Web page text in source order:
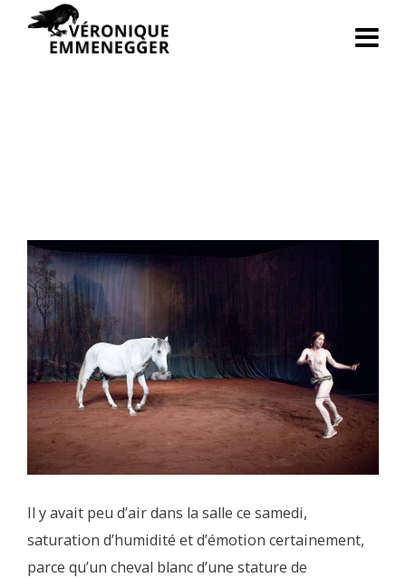
Il y avait peu d’air dans la salle ce samedi,
saturation d’humidité et d’émotion certainement,
parce qu’un cheval blanc d’une stature de